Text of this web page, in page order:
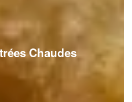
Chaudes